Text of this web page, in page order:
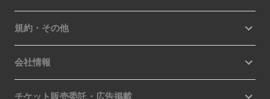
規約・その他
会社情報
チケット販売委託・広告掲載